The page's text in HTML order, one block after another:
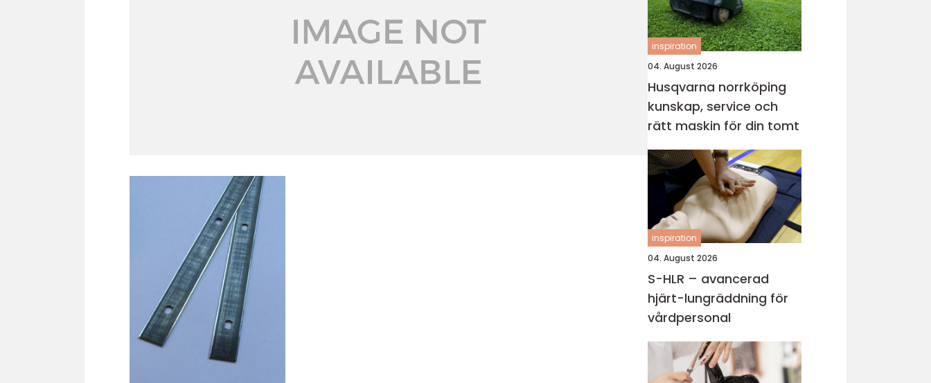
inspiration
04. August 2026
Husqvarna norrköping
kunskap, service och
rätt maskin för din tomt
inspiration
04. August 2026
S-HLR – avancerad
hjärt-lungräddning för
vårdpersonal